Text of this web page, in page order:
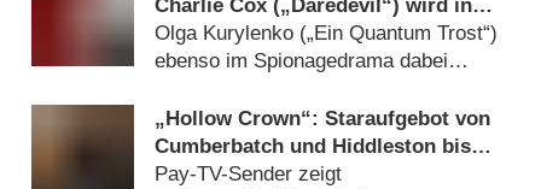
Charlie Cox („Daredevil“) wird in
neuer Netflix-Serie zum britischen
Geheimagenten
Olga Kurylenko („Ein Quantum Trost“)
ebenso im Spionagedrama dabei
„Hollow Crown“: Staraufgebot von
Cumberbatch und Hiddleston bis
Irons in RTL-Passion-Format
Pay-TV-Sender zeigt